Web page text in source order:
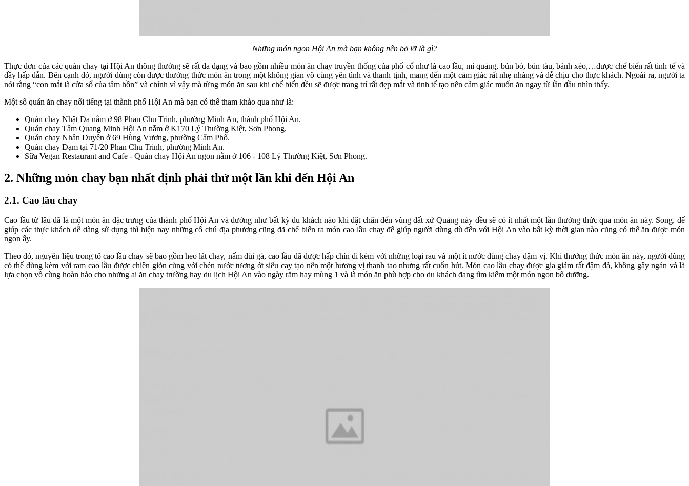
Những món ngon Hội An mà bạn không nên bỏ lỡ là gì?
Thực đơn của các quán chay tại Hội An thông thường sẽ rất đa dạng và bao gồm nhiều món ăn chay truyền thống của phố cổ như là cao lầu, mì quảng, bún bò, bún tàu, bánh xèo,…được chế biến rất tinh tế và
đầy hấp dẫn. Bên cạnh đó, người dùng còn được thưởng thức món ăn trong một không gian vô cùng yên tĩnh và thanh tịnh, mang đến một cảm giác rất nhẹ nhàng và dễ chịu cho thực khách. Ngoài ra, người ta
nói rằng “con mắt là cửa sổ của tâm hồn” và chính vì vậy mà từng món ăn sau khi chế biến đều sẽ được trang trí rất đẹp mắt và tinh tế tạo nên cảm giác muốn ăn ngay từ lần đầu nhìn thấy.
Một số quán ăn chay nổi tiếng tại thành phố Hội An mà bạn có thể tham khảo qua như là:
Quán chay Nhật Đa nằm ở 98 Phan Chu Trinh, phường Minh An, thành phố Hội An.
Quán chay Tâm Quang Minh Hội An nằm ở K170 Lý Thường Kiệt, Sơn Phong.
Quán chay Nhân Duyên ở 69 Hùng Vương, phường Cẩm Phổ.
Quán chay Đạm tại 71/20 Phan Chu Trinh, phường Minh An.
Sữa Vegan Restaurant and Cafe - Quán chay Hội An ngon nằm ở 106 - 108 Lý Thường Kiệt, Sơn Phong.
2. Những món chay bạn nhất định phải thử một lần khi đến Hội An
2.1. Cao lầu chay
Cao lầu từ lâu đã là một món ăn đặc trưng của thành phố Hội An và dường như bất kỳ du khách nào khi đặt chân đến vùng đất xứ Quảng này đều sẽ có ít nhất một lần thưởng thức qua món ăn này. Song, để
giúp các thực khách dễ dàng sử dụng thì hiện nay những cô chú địa phương cũng đã chế biến ra món cao lầu chay để giúp người dùng dù đến với Hội An vào bất kỳ thời gian nào cũng có thể ăn được món
ngon ấy.
Theo đó, nguyên liệu trong tô cao lầu chay sẽ bao gồm heo lát chay, nấm đùi gà, cao lầu đã được hấp chín đi kèm với những loại rau và một ít nước dùng chay đậm vị. Khi thưởng thức món ăn này, người dùng
có thể dùng kèm với ram cao lầu được chiên giòn cùng với chén nước tương ớt siêu cay tạo nên một hương vị thanh tao nhưng rất cuốn hút. Món cao lầu chay được gia giảm rất đậm đà, không gây ngán và là
lựa chọn vô cùng hoàn hảo cho những ai ăn chay trường hay du lịch Hội An vào ngày rằm hay mùng 1 và là món ăn phù hợp cho du khách đang tìm kiếm một món ngon bổ dưỡng.